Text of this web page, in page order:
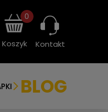
Koszyk
0
Kontakt
BLOG